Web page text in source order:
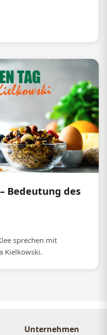
Bedeutung des
sprechen mit
Kielkowski.
Unternehmen